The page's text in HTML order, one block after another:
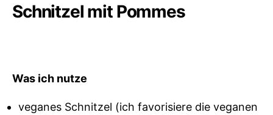
Schnitzel mit Pommes
Was ich nutze
veganes Schnitzel (ich favorisiere die veganen